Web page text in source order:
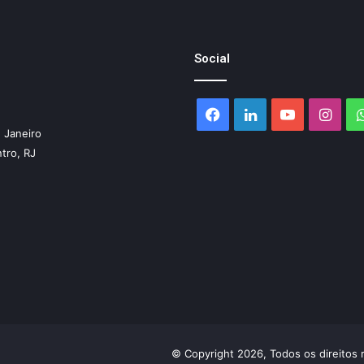
Janeiro
RJ
Social
Facebook
LinkedinYouTube
© Copyright 2026, Todos os direitos